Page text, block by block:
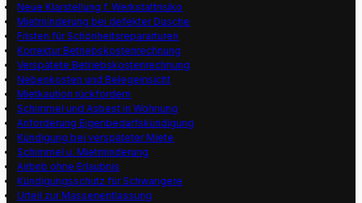
Neue Klarstellung f. Werkstattrisiko
Mietminderung bei defekter Dusche
Fristen für Schönheitsrepararturen
Korrektur Betriebskostenrechnung
Verspätete Betriebskostenrechnung
Nebenkosten und Belegeinsicht
Mietkaution rückfordern
Schimmel und Asbest in Wohnung
Anforderung Eigenbedarfskündigung
Kündigung bei verspäteter Miete
Schimmel u. Mietminderung
Airbnb ohne Erlaubnis
Kündigungsschutz für Schwangere
Urteil zur Massenentlassung